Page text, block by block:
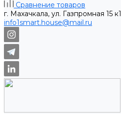
Сравнение товаров
г. Махачкала, ул. Газпромная 15 к1
info1smart.house@mail.ru